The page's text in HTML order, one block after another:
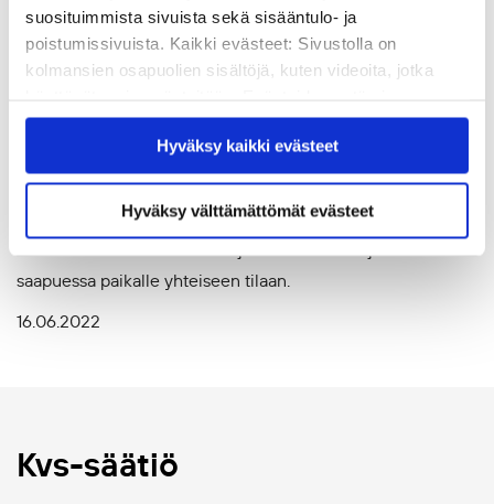
suosituimmista sivuista sekä sisääntulo- ja
poistumissivuista. Kaikki evästeet: Sivustolla on
kolmansien osapuolien sisältöjä, kuten videoita, jotka
saattaa estää näiden sisältöjen näkymisen.
Hyväksymällä kaikki evästeet varmistat, että kaikki
sisältö on käytettävissäsi.
Hyväksy kaikki evästeet
Hyväksy välttämättömät evästeet
Kontaktiopetus korvaamatonta:
Monimuotoisia
medialukutaitokoulutuksia
Palestiinassa
Kahden vuoden tauon jälkeen pääsimme toukokuussa
paikan päälle Palestiinaan vetämään
medialukutaitokoulutusta. Tätä oli odotettu -fiilis tuntui ja
saapuessa paikalle yhteiseen tilaan.
16.06.2022
Kvs-säätiö